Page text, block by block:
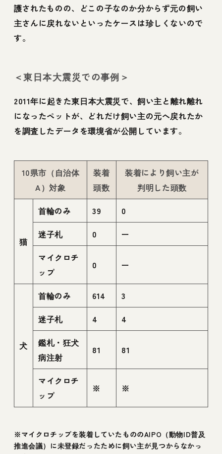
護されたものの、どこの子なのか分からず元の飼い
主さんに戻れないといったケースは珍しくないので
す。
＜東日本大震災での事例＞
2011年に起きた東日本大震災で、飼い主と離れ離れ
になったペットが、どれだけ飼い主の元へ戻れたか
を調査したデータを環境省が公開しています。
10県市（自治体
A）対象
装着
頭数
装着により飼い主が
判明した頭数
猫
首輪のみ 39
0
迷子札
0
ー
マイクロチ
ップ
0 ー
犬
首輪のみ 614
3
迷子札
4
4
鑑札・狂犬
病注射
81 81
マイクロチ
ップ
※ ※
※マイクロチップを装着していたもののAIPO（動物ID普及
推進会議）に未登録だったために飼い主が見つからなかっ